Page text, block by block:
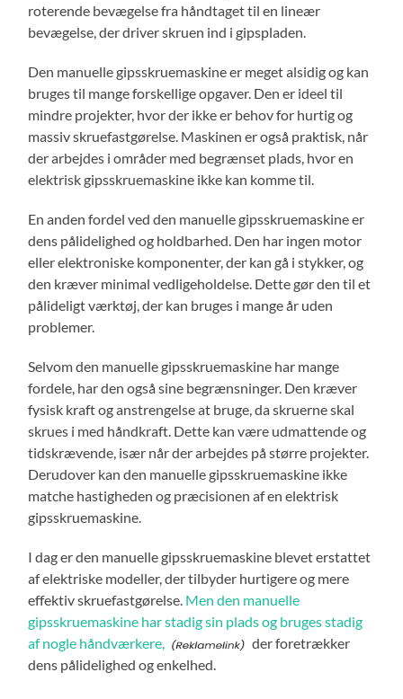
roterende bevægelse fra håndtaget til en lineær
bevægelse, der driver skruen ind i gipspladen.
Den manuelle gipsskruemaskine er meget alsidig og kan
bruges til mange forskellige opgaver. Den er ideel til
mindre projekter, hvor der ikke er behov for hurtig og
massiv skruefastgørelse. Maskinen er også praktisk, når
der arbejdes i områder med begrænset plads, hvor en
elektrisk gipsskruemaskine ikke kan komme til.
En anden fordel ved den manuelle gipsskruemaskine er
dens pålidelighed og holdbarhed. Den har ingen motor
eller elektroniske komponenter, der kan gå i stykker, og
den kræver minimal vedligeholdelse. Dette gør den til et
pålideligt værktøj, der kan bruges i mange år uden
problemer.
Selvom den manuelle gipsskruemaskine har mange
fordele, har den også sine begrænsninger. Den kræver
fysisk kraft og anstrengelse at bruge, da skruerne skal
skrues i med håndkraft. Dette kan være udmattende og
tidskrævende, især når der arbejdes på større projekter.
Derudover kan den manuelle gipsskruemaskine ikke
matche hastigheden og præcisionen af en elektrisk
gipsskruemaskine.
I dag er den manuelle gipsskruemaskine blevet erstattet
af elektriske modeller, der tilbyder hurtigere og mere
effektiv skruefastgørelse. Men den manuelle
gipsskruemaskine har stadig sin plads og bruges stadig
af nogle håndværkere,
der foretrækker
dens pålidelighed og enkelhed.